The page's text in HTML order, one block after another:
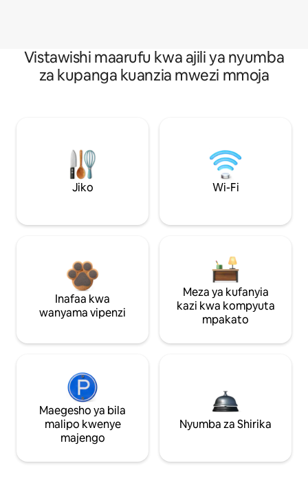
Vistawishi maarufu kwa ajili ya nyumba
za kupanga kuanzia mwezi mmoja
Jiko Wi-Fi
Inafaa kwa
wanyama vipenzi
Meza ya kufanyia
kazi kwa kompyuta
mpakato
Maegesho ya bila
malipo kwenye
majengo
Nyumba za Shirika